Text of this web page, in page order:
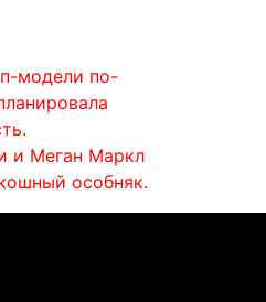
модели по-
и Меган Маркл
особняк.